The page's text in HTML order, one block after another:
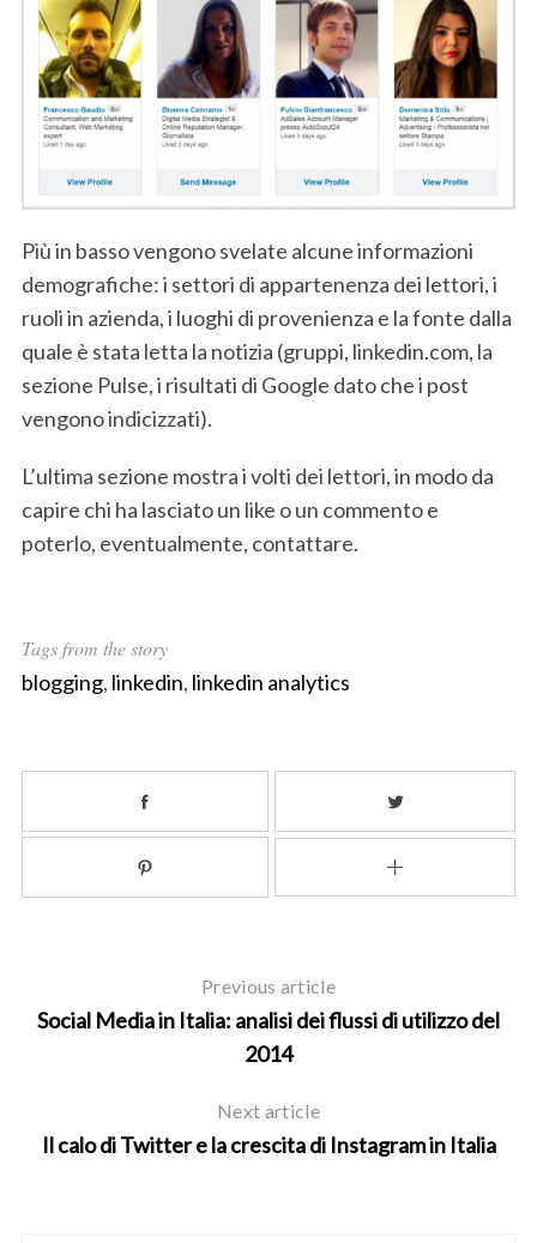
Più in basso vengono svelate alcune informazioni
demografiche: i settori di appartenenza dei lettori, i
ruoli in azienda, i luoghi di provenienza e la fonte dalla
quale è stata letta la notizia (gruppi, linkedin.com, la
sezione Pulse, i risultati di Google dato che i post
vengono indicizzati).
L’ultima sezione mostra i volti dei lettori, in modo da
capire chi ha lasciato un like o un commento e
poterlo, eventualmente, contattare.
Tags from the story
blogging, linkedin, linkedin analytics
Previous article
Social Media in Italia: analisi dei flussi di utilizzo del
2014
Next article
Il calo di Twitter e la crescita di Instagram in Italia
e
a
r
c
h